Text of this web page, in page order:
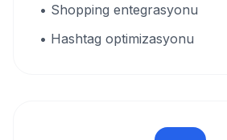
• Shopping entegrasyonu
• Hashtag optimizasyonu